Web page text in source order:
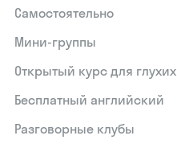
Самостоятельно
Мини-группы
Открытый курс для глухих
Бесплатный английский
Разговорные клубы